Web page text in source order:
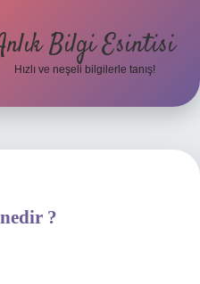
Bilgi Esintisi
Hızlı ve neşeli bilgilerle tanış!
?